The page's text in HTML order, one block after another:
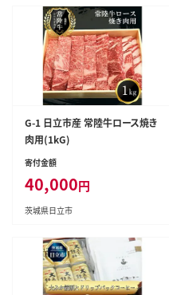
G-1 日立市産 常陸牛ロース焼き
肉用(1kG)
寄付金額
40,000円
茨城県日立市